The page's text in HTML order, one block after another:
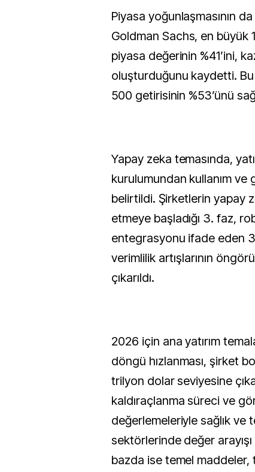
Piyasa yoğunlaşmasının
Goldman Sachs, en büyük
piyasa değerinin %41’ini,
oluşturduğunu kaydetti. Bu
500 getirisinin %53’ünü
Yapay zeka temasında,
kurulumundan kullanım ve
belirtildi. Şirketlerin yapay
etmeye başladığı 3. faz,
entegrasyonu ifade eden
verimlilik artışlarının
çıkarıldı.
2026 için ana yatırım
döngü hızlanması, şirket
trilyon dolar seviyesine
kaldıraçlanma süreci ve
değerlemeleriyle sağlık ve
sektörlerinde değer
bazda ise temel maddeler,